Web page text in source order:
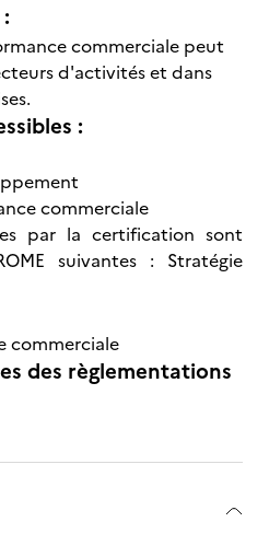
commerciale peut
d'activités et dans
:
commerciale
par la certification sont
suivantes : Stratégie
commerciale
des règlementations